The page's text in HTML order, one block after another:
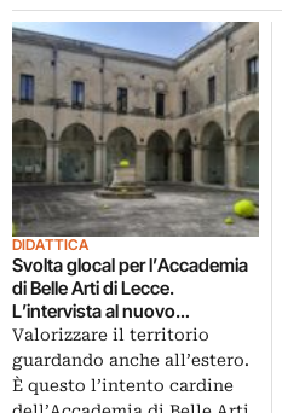
DIDATTICA
Svolta glocal per l’Accademia
di Belle Arti di Lecce.
L’intervista al nuovo
presidente
Valorizzare il territorio
guardando anche all’estero.
È questo l’intento cardine